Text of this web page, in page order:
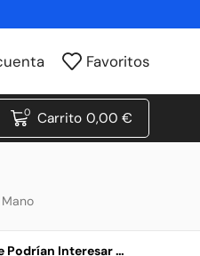
Favoritos
0 Carrito 0,00€
Podrían Interesar …